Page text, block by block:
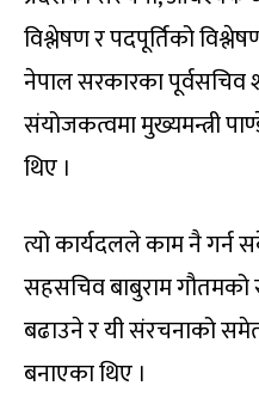
विश्लेषण र पदपूर्तिको
नेपाल सरकारका पूर्वसचिव
संयोजकत्वमा मुख्यमन्त्री
थिए ।
त्यो कार्यदलले काम नै गर्न
सहसचिव बाबुराम
बढाउने र यी संरचनाको
बनाएका थिए ।